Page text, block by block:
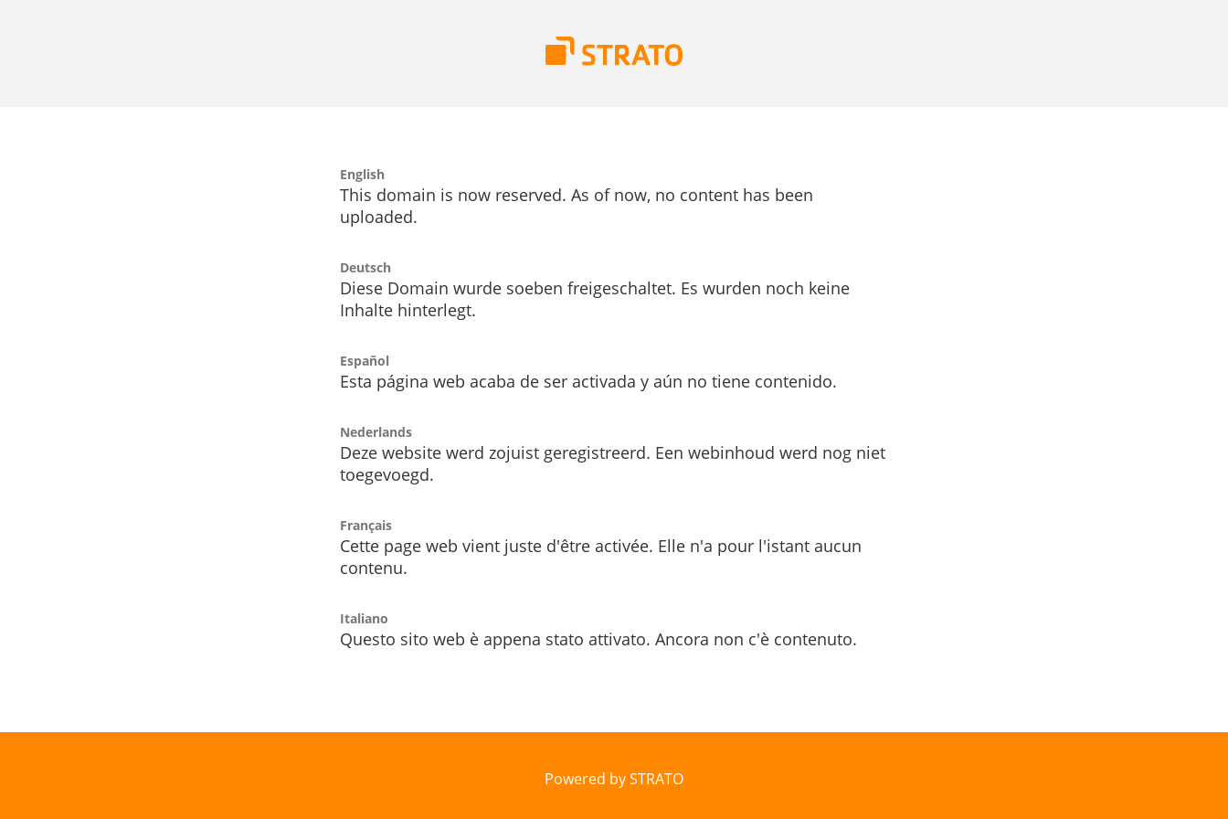
English
This domain is now reserved. As of now, no content has been
uploaded.
Deutsch
Diese Domain wurde soeben freigeschaltet. Es wurden noch keine
Inhalte hinterlegt.
Español
Esta página web acaba de ser activada y aún no tiene contenido.
Nederlands
Deze website werd zojuist geregistreerd. Een webinhoud werd nog niet
toegevoegd.
Français
Cette page web vient juste d'être activée. Elle n'a pour l'istant aucun
contenu.
Italiano
Questo sito web è appena stato attivato. Ancora non c'è contenuto.
Powered by STRATO